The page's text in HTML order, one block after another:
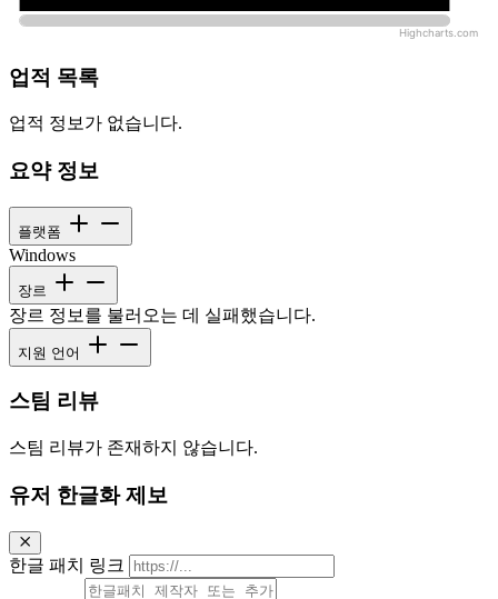
Highcharts.com
업적 목록
업적 정보가 없습니다.
요약 정보
플랫폼
Windows
장르
장르 정보를 불러오는 데 실패했습니다.
지원 언어
스팀 리뷰
스팀 리뷰가 존재하지 않습니다.
유저 한글화 제보
한글 패치 링크